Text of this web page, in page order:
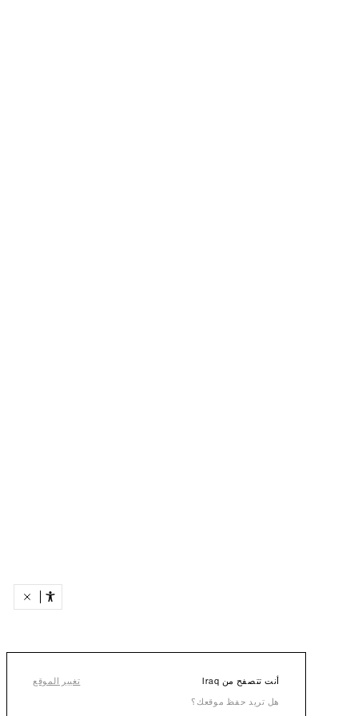
أنت تتصفح من Iraq
تغيير الموقع
هل تريد حفظ موقعك؟